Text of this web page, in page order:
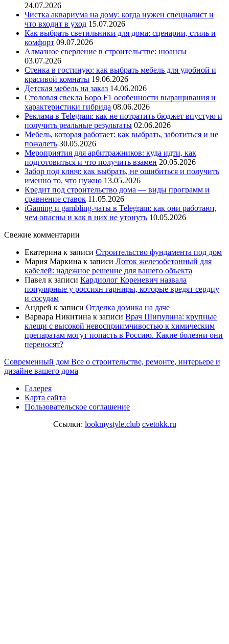
24.07.2026
Чистка аквариума на дому: когда нужен специалист и
что входит в уход 15.07.2026
Как выбрать светильники для дома: сценарии, стиль и
комфорт 09.07.2026
Алмазное сверление в строительстве: нюансы
03.07.2026
Стенка в гостиную: как выбрать мебель для удобной и
красивой комнаты 19.06.2026
Детская мебель на заказ 14.06.2026
Столовая свекла Боро F1 особенности выращивания и
характеристики гибрида 08.06.2026
Реклама в Telegram: как не потратить бюджет впустую и
получить реальные результаты 02.06.2026
Мебель, которая работает: как выбрать, заботиться и не
пожалеть 30.05.2026
Мероприятия для арбитражников: куда идти, как
подготовиться и что получить взамен 20.05.2026
Забор под ключ: как выбрать, не ошибиться и получить
именно то, что нужно 13.05.2026
Кредит под строительство дома — виды программ и
сравнение ставок 11.05.2026
iGaming и gambling-чаты в Telegram: как они работают,
чем опасны и как в них не утонуть 10.05.2026
Свежие комментарии
Екатерина к записи Строительство фундамента под дом
Мария Маркина к записи Лоток железобетонный для
кабелей: надежное решение для вашего объекта
Павел к записи Кардиолог Кореневич назвала
популярные у россиян гарниры, которые вредят сердцу
и сосудам
Андрей к записи Отделка домика на даче
Варвара Никитина к записи Врач Шипулина: крупные
клещи с высокой невосприимчивостью к химическим
препаратам могут попасть в Россию. Какие болезни они
переносят?
Современный дом Все о строительстве, ремонте, интерьере и
дизайне вашего дома
Галерея
Карта сайта
Пользовательское соглашение
Ссылки: lookmystyle.club cvetokk.ru